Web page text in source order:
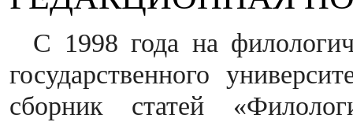
С 1998 года на
государственного
сборник статей